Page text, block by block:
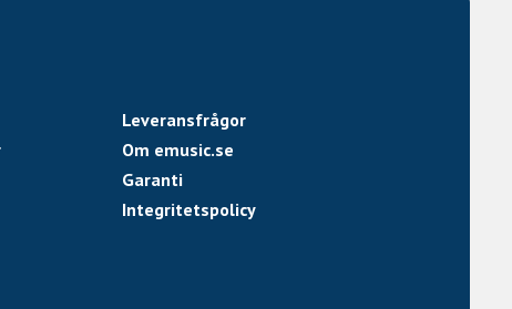
Leveransfrågor
Om emusic.se
Garanti
Integritetspolicy